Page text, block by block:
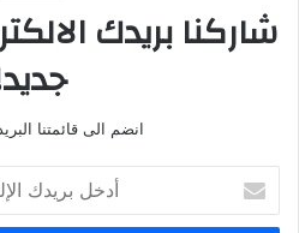
شاركنا بريدك
انضم الى قائمتنا
بريدك
الإلكتروني